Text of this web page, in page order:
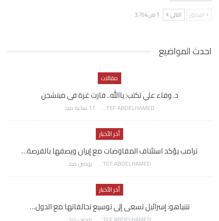
السابق التالي 1 من 3٬704
احدث المواضيع
مقالات
د. وفاء علي تكتب: ياالله.. فازت غزة فى ميتشجن
AWATEF ABDELHAMED 17 ساعة منذ
أخر الأخبار
ترامب يؤكد استئناف المفاوضات مع إيران ويصفها بالفرصة…
AWATEF ABDELHAMED يومين منذ
أخر الأخبار
نتنياهو: إسرائيل تسعى إلى توسيع تحالفاتها مع الدول…